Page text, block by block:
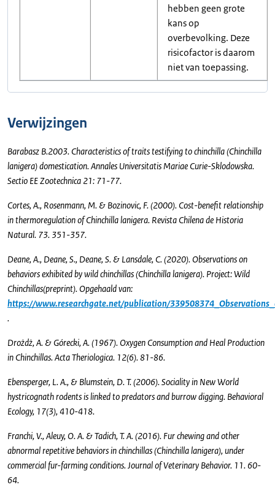
hebben geen grote
kans op
overbevolking. Deze
risicofactor is daarom
niet van toepassing.
Verwijzingen
Barabasz B.2003. Characteristics of traits testifying to chinchilla (Chinchilla
lanigera) domestication. Annales Universitatis Mariae Curie-Sklodowska.
Sectio EE Zootechnica 21: 71-77.
Cortes, A., Rosenmann, M. & Bozinovic, F. (2000). Cost-benefit relationship
in thermoregulation of Chinchilla lanigera. Revista Chilena de Historia
Natural. 73. 351-357.
Deane, A., Deane, S., Deane, S. & Lansdale, C. (2020). Observations on
behaviors exhibited by wild chinchillas (Chinchilla lanigera). Project: Wild
Chinchillas(preprint). Opgehaald van:
https://www.researchgate.net/publication/
.
Drożdż, A. & Górecki, A. (1967). Oxygen Consumption and Heal Production
in Chinchillas. Acta Theriologica. 12(6). 81-86.
Ebensperger, L. A., & Blumstein, D. T. (2006). Sociality in New World
hystricognath rodents is linked to predators and burrow digging. Behavioral
Ecology, 17(3), 410-418.
Franchi, V., Aleuy, O. A. & Tadich, T. A. (2016). Fur chewing and other
abnormal repetitive behaviors in chinchillas (Chinchilla lanigera), under
commercial fur-farming conditions. Journal of Veterinary Behavior. 11. 60-
64.